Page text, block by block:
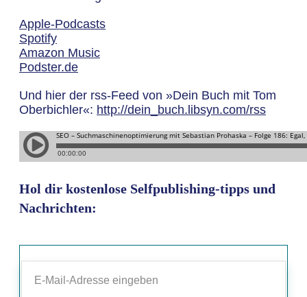
Apple-Podcasts
Spotify
Amazon Music
Podster.de
Und hier der rss-Feed von »Dein Buch mit Tom
Oberbichler«: http://dein_buch.libsyn.com/rss
Hol dir kostenlose Selfpublishing-tipps und
Nachrichten: